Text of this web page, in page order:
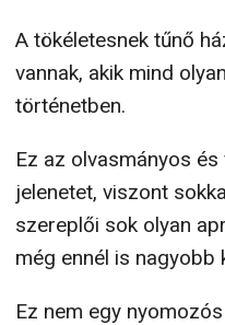
A tökéletesnek tűnő
vannak, akik mind
történetben.
Ez az olvasmányos
jelenetet, viszont
szereplői sok olyan
még ennél is nagyobb
Ez nem egy